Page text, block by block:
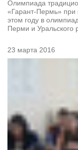
Олимпиада
«Гарант-Пермь»
этом году в
Перми и Уральского
23 марта 2016